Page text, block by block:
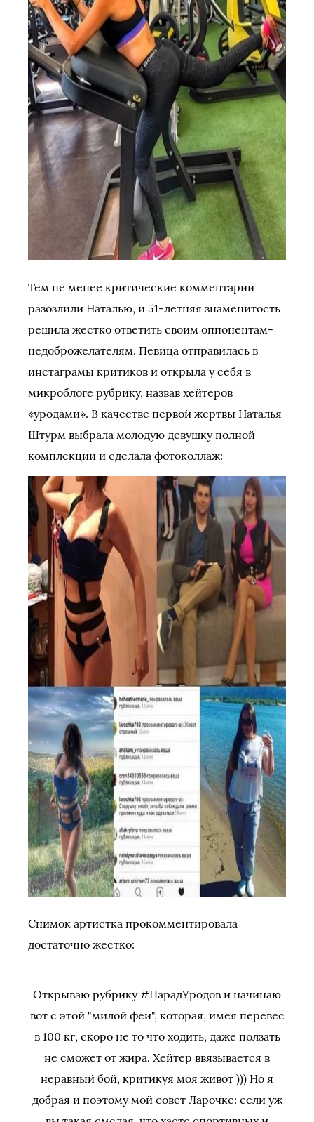
Тем не менее критические комментарии
разозлили Наталью, и 51-летняя знаменитость
решила жестко ответить своим оппонентам-
недоброжелателям. Певица отправилась в
инстаграмы критиков и открыла у себя в
микроблоге рубрику, назвав хейтеров
«уродами». В качестве первой жертвы Наталья
Штурм выбрала молодую девушку полной
комплекции и сделала фотоколлаж:
Снимок артистка прокомментировала
достаточно жестко:
Открываю рубрику #ПарадУродов и начинаю
вот с этой "милой феи", которая, имея перевес
в 100 кг, скоро не то что ходить, даже ползать
не сможет от жира. Хейтер ввязывается в
неравный бой, критикуя моя живот ))) Но я
добрая и поэтому мой совет Ларочке: если уж